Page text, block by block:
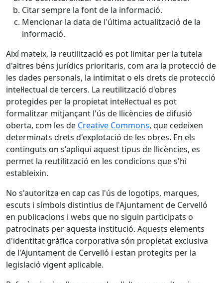
Citar sempre la font de la informació.
Mencionar la data de l'última actualització de la
informació.
Així mateix, la reutilització es pot limitar per la tutela
d'altres béns jurídics prioritaris, com ara la protecció de
les dades personals, la intimitat o els drets de protecció
intel·lectual de tercers. La reutilització d'obres
protegides per la propietat intel·lectual es pot
formalitzar mitjançant l'ús de llicències de difusió
oberta, com les de Creative Commons, que cedeixen
determinats drets d'explotació de les obres. En els
continguts on s'apliqui aquest tipus de llicències, es
permet la reutilització en les condicions que s'hi
estableixin.
No s'autoritza en cap cas l'ús de logotips, marques,
escuts i símbols distintius de l'Ajuntament de Cervelló
en publicacions i webs que no siguin participats o
patrocinats per aquesta institució. Aquests elements
d'identitat gràfica corporativa són propietat exclusiva
de l'Ajuntament de Cervelló i estan protegits per la
legislació vigent aplicable.